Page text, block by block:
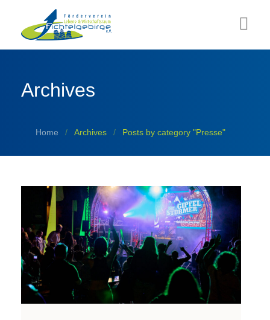
Über uns
Archives
Home Archives Posts by category "Presse"